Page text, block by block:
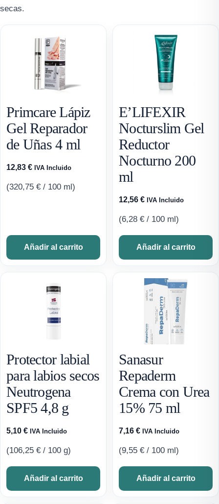
secas.
Primcare Lápiz
Gel Reparador
de Uñas 4 ml
12,83 € IVA Incluido
(320,75 € / 100 ml)
Añadir al carrito
E’LIFEXIR
Nocturslim Gel
Reductor
Nocturno 200
ml
12,56 € IVA Incluido
(6,28 € / 100 ml)
Añadir al carrito
Protector labial
para labios secos
Neutrogena
SPF5 4,8 g
5,10 € IVA Incluido
(106,25 € / 100 g)
Añadir al carrito
Sanasur
Repaderm
Crema con Urea
15% 75 ml
7,16 € IVA Incluido
(9,55 € / 100 ml)
Añadir al carrito